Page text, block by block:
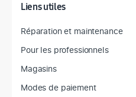
Liens utiles
Réparation et maintenance
Pour les professionnels
Magasins
Modes de paiement